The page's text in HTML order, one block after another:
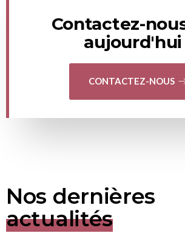
Contactez-
aujourd'hui
CONTACTEZ-NOUS
Nos dernières
actualités